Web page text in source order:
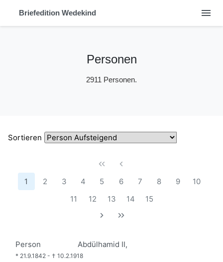
Briefedition Wedekind menu
Personen
2911 Personen.
Sortieren
1 2 3 4 5 6 7 8 9
10
11
12 13 14 15
Person Abdülhamid II,
* 21.9.1842 - † 10.2.1918